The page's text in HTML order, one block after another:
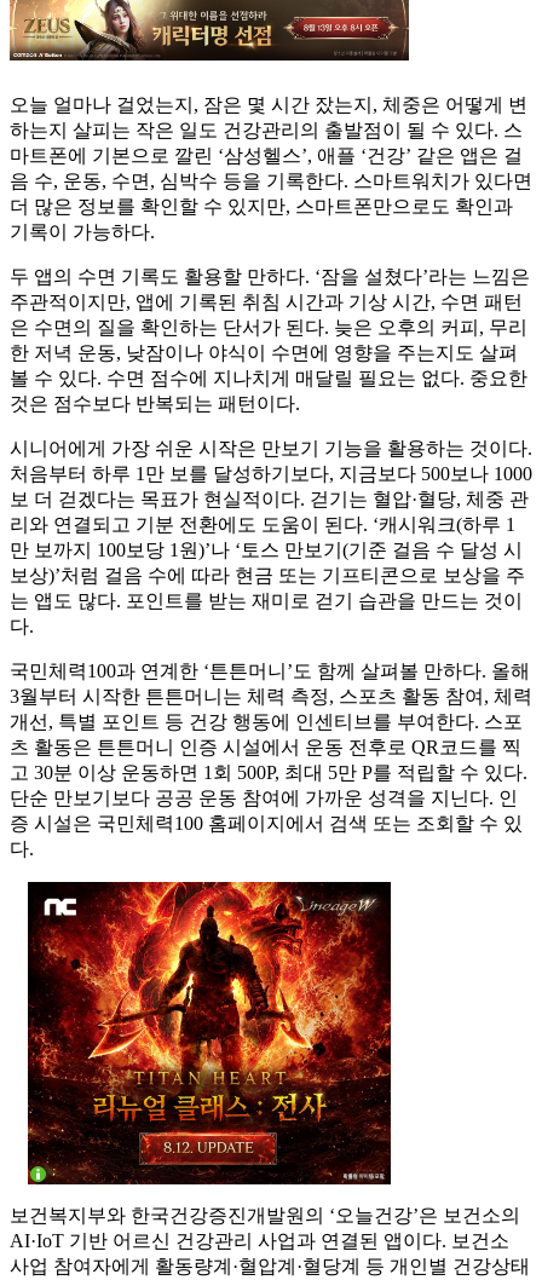
오늘 얼마나 걸었는지, 잠은 몇 시간 잤는지, 체중은 어떻게 변
하는지 살피는 작은 일도 건강관리의 출발점이 될 수 있다. 스
마트폰에 기본으로 깔린 ‘삼성헬스’, 애플 ‘건강’ 같은 앱은 걸
음 수, 운동, 수면, 심박수 등을 기록한다. 스마트워치가 있다면
더 많은 정보를 확인할 수 있지만, 스마트폰만으로도 확인과
기록이 가능하다.
두 앱의 수면 기록도 활용할 만하다. ‘잠을 설쳤다’라는 느낌은
주관적이지만, 앱에 기록된 취침 시간과 기상 시간, 수면 패턴
은 수면의 질을 확인하는 단서가 된다. 늦은 오후의 커피, 무리
한 저녁 운동, 낮잠이나 야식이 수면에 영향을 주는지도 살펴
볼 수 있다. 수면 점수에 지나치게 매달릴 필요는 없다. 중요한
것은 점수보다 반복되는 패턴이다.
시니어에게 가장 쉬운 시작은 만보기 기능을 활용하는 것이다.
처음부터 하루 1만 보를 달성하기보다, 지금보다 500보나 1000
보 더 걷겠다는 목표가 현실적이다. 걷기는 혈압·혈당, 체중 관
리와 연결되고 기분 전환에도 도움이 된다. ‘캐시워크(하루 1
만 보까지 100보당 1원)’나 ‘토스 만보기(기준 걸음 수 달성 시
보상)’처럼 걸음 수에 따라 현금 또는 기프티콘으로 보상을 주
는 앱도 많다. 포인트를 받는 재미로 걷기 습관을 만드는 것이
다.
국민체력100과 연계한 ‘튼튼머니’도 함께 살펴볼 만하다. 올해
3월부터 시작한 튼튼머니는 체력 측정, 스포츠 활동 참여, 체력
개선, 특별 포인트 등 건강 행동에 인센티브를 부여한다. 스포
츠 활동은 튼튼머니 인증 시설에서 운동 전후로 QR코드를 찍
고 30분 이상 운동하면 1회 500P, 최대 5만 P를 적립할 수 있다.
단순 만보기보다 공공 운동 참여에 가까운 성격을 지닌다. 인
증 시설은 국민체력100 홈페이지에서 검색 또는 조회할 수 있
다.
보건복지부와 한국건강증진개발원의 ‘오늘건강’은 보건소의
AI·IoT 기반 어르신 건강관리 사업과 연결된 앱이다. 보건소
사업 참여자에게 활동량계·혈압계·혈당계 등 개인별 건강상태